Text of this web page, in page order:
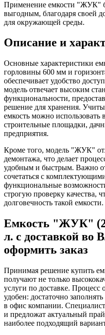
Применение емкости "ЖУК"
выгодным, благодаря своей
для окружающей среды.
Описание и
Основные характеристики
горловины 600 мм и
обеспечивает удобство
модель отвечает высоким
функциональности,
решение для хранения.
емкость можно использовать
строительные площадки,
предприятия.
Кроме того, модель "ЖУК"
демонтажа, что делает
удобным и быстрым. Важно
сочетаться с
функциональные
строгую проверку качества,
долговечность такой емкости.
Емкость "ЖУК"
л. с доставкой во
оформить заказ
Принимая решение купить
получают не только
услуги по доставке. Процесс
удобен: достаточно
в офис компании.
и предложат актуальный
наиболее подходящий